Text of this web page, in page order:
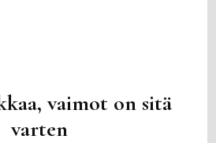
vaimot on sitä
varten